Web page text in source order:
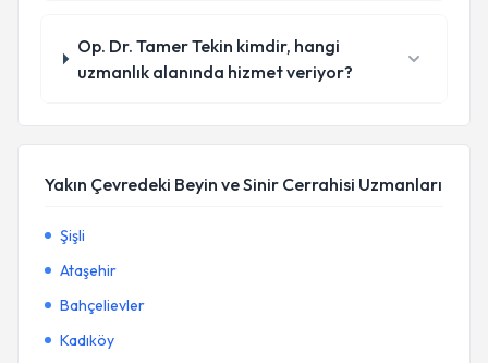
Op. Dr. Tamer Tekin kimdir, hangi
uzmanlık alanında hizmet veriyor?
Yakın Çevredeki Beyin ve Sinir Cerrahisi Uzmanları
Şişli
Ataşehir
Bahçelievler
Kadıköy